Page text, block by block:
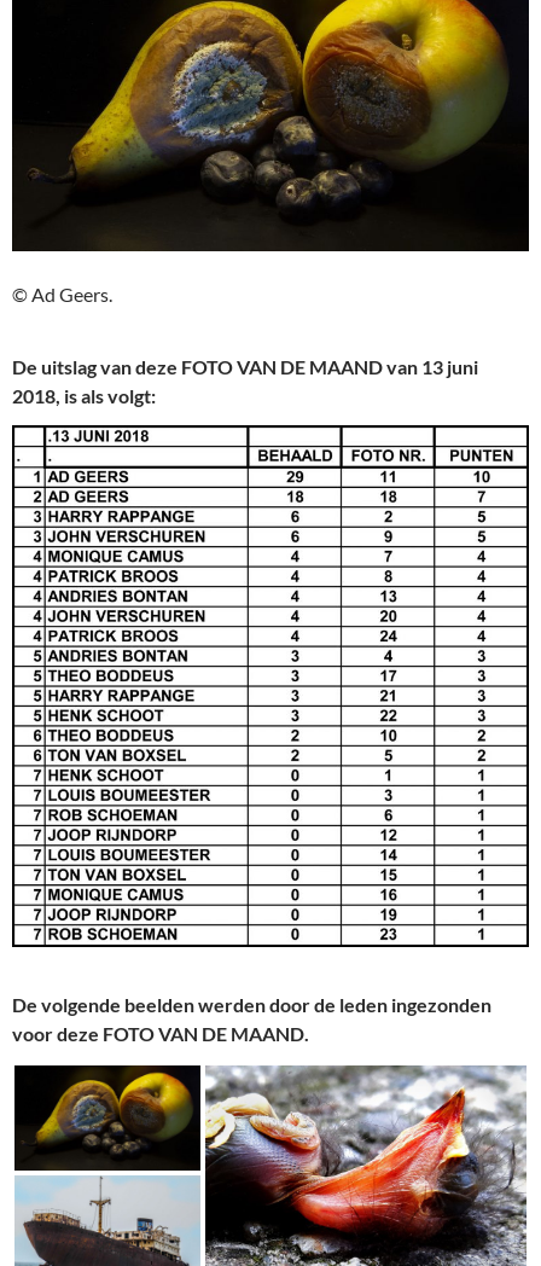
© Ad Geers.
De uitslag van deze FOTO VAN DE MAAND van 13 juni
2018, is als volgt:
De volgende beelden werden door de leden ingezonden
voor deze FOTO VAN DE MAAND.